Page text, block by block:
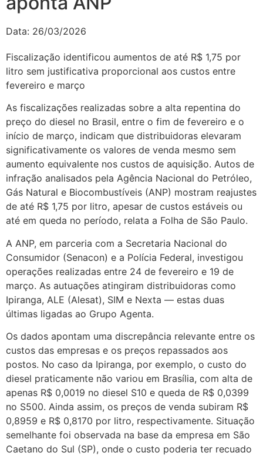
Data: 26/03/2026
Fiscalização identificou aumentos de até R$ 1,75 por
litro sem justificativa proporcional aos custos entre
fevereiro e março
As fiscalizações realizadas sobre a alta repentina do
preço do diesel no Brasil, entre o fim de fevereiro e o
início de março, indicam que distribuidoras elevaram
significativamente os valores de venda mesmo sem
aumento equivalente nos custos de aquisição. Autos de
infração analisados pela Agência Nacional do Petróleo,
Gás Natural e Biocombustíveis (ANP) mostram reajustes
de até R$ 1,75 por litro, apesar de custos estáveis ou
até em queda no período, relata a Folha de São Paulo.
A ANP, em parceria com a Secretaria Nacional do
Consumidor (Senacon) e a Polícia Federal, investigou
operações realizadas entre 24 de fevereiro e 19 de
março. As autuações atingiram distribuidoras como
Ipiranga, ALE (Alesat), SIM e Nexta — estas duas
últimas ligadas ao Grupo Agenta.
Os dados apontam uma discrepância relevante entre os
custos das empresas e os preços repassados aos
postos. No caso da Ipiranga, por exemplo, o custo do
diesel praticamente não variou em Brasília, com alta de
apenas R$ 0,0019 no diesel S10 e queda de R$ 0,0399
no S500. Ainda assim, os preços de venda subiram R$
0,8959 e R$ 0,8170 por litro, respectivamente. Situação
semelhante foi observada na base da empresa em São
Caetano do Sul (SP), onde o custo poderia ter recuado